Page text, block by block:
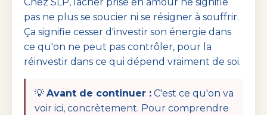
pas ne plus se soucier ni se résigner à souffrir.
Ça signifie cesser d'investir son énergie dans
ce qu'on ne peut pas contrôler, pour la
réinvestir dans ce qui dépend vraiment de soi.
💡 Avant de continuer : C'est ce qu'on va
voir ici, concrètement. Pour comprendre